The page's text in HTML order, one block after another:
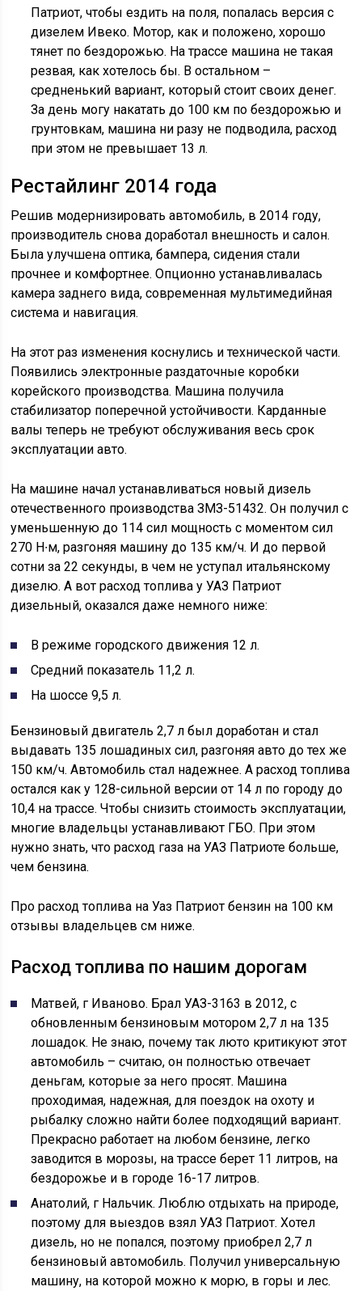
Патриот, чтобы ездить на поля, попалась версия с
дизелем Ивеко. Мотор, как и положено, хорошо
тянет по бездорожью. На трассе машина не такая
резвая, как хотелось бы. В остальном –
средненький вариант, который стоит своих денег.
За день могу накатать до 100 км по бездорожью и
грунтовкам, машина ни разу не подводила, расход
при этом не превышает 13 л.
Рестайлинг 2014 года
Решив модернизировать автомобиль, в 2014 году,
производитель снова доработал внешность и салон.
Была улучшена оптика, бампера, сидения стали
прочнее и комфортнее. Опционно устанавливалась
камера заднего вида, современная мультимедийная
система и навигация.
На этот раз изменения коснулись и технической части.
Появились электронные раздаточные коробки
корейского производства. Машина получила
стабилизатор поперечной устойчивости. Карданные
валы теперь не требуют обслуживания весь срок
эксплуатации авто.
На машине начал устанавливаться новый дизель
отечественного производства ЗМЗ-51432. Он получил с
уменьшенную до 114 сил мощность с моментом сил
270 Н∙м, разгоняя машину до 135 км/ч. И до первой
сотни за 22 секунды, в чем не уступал итальянскому
дизелю. А вот расход топлива у УАЗ Патриот
дизельный, оказался даже немного ниже:
В режиме городского движения 12 л.
Средний показатель 11,2 л.
На шоссе 9,5 л.
Бензиновый двигатель 2,7 л был доработан и стал
выдавать 135 лошадиных сил, разгоняя авто до тех же
150 км/ч. Автомобиль стал надежнее. А расход топлива
остался как у 128-сильной версии от 14 л по городу до
10,4 на трассе. Чтобы снизить стоимость эксплуатации,
многие владельцы устанавливают ГБО. При этом
нужно знать, что расход газа на УАЗ Патриоте больше,
чем бензина.
Про расход топлива на Уаз Патриот бензин на 100 км
отзывы владельцев см ниже.
Расход топлива по нашим дорогам
Матвей, г Иваново. Брал УАЗ-3163 в 2012, с
обновленным бензиновым мотором 2,7 л на 135
лошадок. Не знаю, почему так люто критикуют этот
автомобиль – считаю, он полностью отвечает
деньгам, которые за него просят. Машина
проходимая, надежная, для поездок на охоту и
рыбалку сложно найти более подходящий вариант.
Прекрасно работает на любом бензине, легко
заводится в морозы, на трассе берет 11 литров, на
бездорожье и в городе 16-17 литров.
Анатолий, г Нальчик. Люблю отдыхать на природе,
поэтому для выездов взял УАЗ Патриот. Хотел
дизель, но не попался, поэтому приобрел 2,7 л
бензиновый автомобиль. Получил универсальную
машину, на которой можно к морю, в горы и лес.